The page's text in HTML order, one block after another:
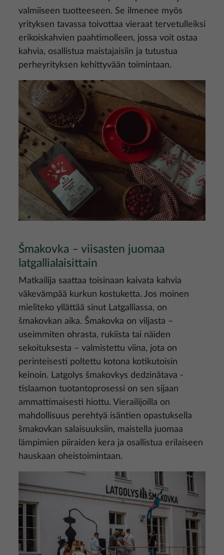
valmiiseen tuotteeseen. Se ilmenee myös
yrityksen tavassa toivottaa vieraat tervetulleiksi
erikoiskahvien paahtimolleen, jossa voit ostaa
kahvia, osallistua maistajaisiin ja tutustua
perheyrityksen kehittyvään toimintaan.
Kuva
Šmakovka – viisasten juomaa
latgallialaisittain
Matkailija saattaa toisinaan kaivata kahvia
väkevämpää kurkun kostuketta. Jos moinen
mieliteko yllättää sinut Latgalliassa, on
šmakovkan aika. Šmakovka on viljasta –
useimmiten ohrasta, rukiista tai näiden
sekoituksesta – valmistettu viina, jota on
perinteisesti poltettu kotona kotikutoisin
keinoin. Latgolys šmakovkys dedzinātava -
tislaamon tuotantoprosessi on sen sijaan
ammattimaisesti hiottu. Vierailijoilla on
mahdollisuus perehtyä isäntien opastuksella
šmakovkan salaisuuksiin, maistella juomaa
lämpimien piiraiden kera ja osallistua erilaiseen
hauskaan oheistoimintaan.